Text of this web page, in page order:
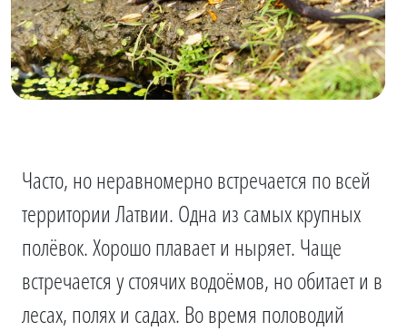
Часто, но неравномерно встречается по всей
территории Латвии. Одна из самых крупных
полёвок. Хорошо плавает и ныряет. Чаще
встречается у стоячих водоёмов, но обитает и в
лесах, полях и садах. Во время половодий